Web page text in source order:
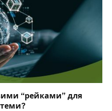
“рейками” для